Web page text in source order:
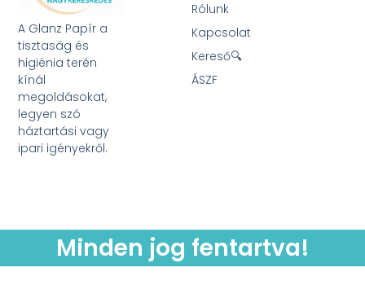
A Glanz Papír a
tisztaság és
higiénia terén
kínál
megoldásokat,
legyen szó
háztartási vagy
ipari igényekről.
Rólunk
Kapcsolat
Kereső🔍
ÁSZF
Minden jog fentartva!